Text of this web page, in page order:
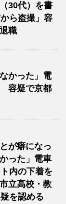
30代）を書
ら盗撮」容
職
かった」電
容疑で京都
が癖になっ
った」電車
内の下着を
立高校・教
を認める